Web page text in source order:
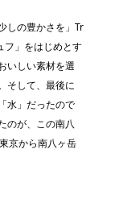
しの豊かさを」Tr
フ」をはじめとす
いしい素材を選
そして、最後に
水」だったので
のが、この南八
京から南八ヶ岳